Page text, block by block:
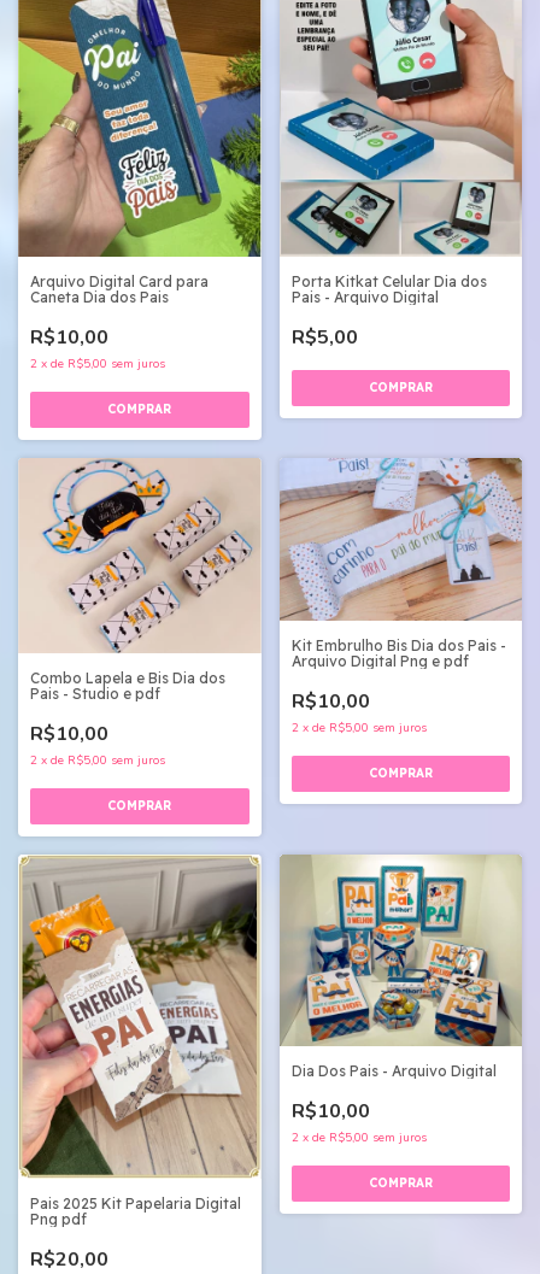
Arquivo Digital Card para
Caneta Dia dos Pais
R$10,00
2 x de R$5,00 sem juros
Porta Kitkat Celular Dia dos
Pais - Arquivo Digital
R$5,00
Combo Lapela e Bis Dia dos
Pais - Studio e pdf
R$10,00
2 x de R$5,00 sem juros
Kit Embrulho Bis Dia dos Pais -
Arquivo Digital Png e pdf
R$10,00
2 x de R$5,00 sem juros
Pais 2025 Kit Papelaria Digital
Png pdf
R$20,00
Dia Dos Pais - Arquivo Digital
R$10,00
2 x de R$5,00 sem juros